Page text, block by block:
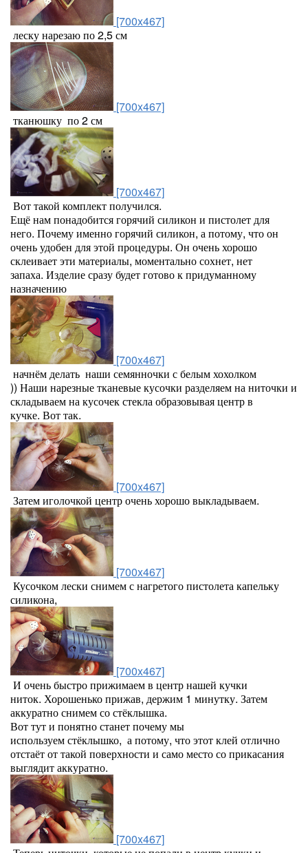
[700x467]
леску нарезаю по 2,5 см
[700x467]
тканюшку по 2 см
[700x467]
Вот такой комплект получился.
Ещё нам понадобится горячий силикон и пистолет для
него. Почему именно горячий силикон, а потому, что он
очень удобен для этой процедуры. Он очень хорошо
склеивает эти материалы, моментально сохнет, нет
запаха. Изделие сразу будет готово к придуманному
назначению
[700x467]
начнём делать наши семянночки с белым хохолком
)) Наши нарезные тканевые кусочки разделяем на ниточки и
складываем на кусочек стекла образовывая центр в
кучке. Вот так.
[700x467]
Затем иголочкой центр очень хорошо выкладываем.
[700x467]
Кусочком лески снимем с нагретого пистолета капельку
силикона,
[700x467]
И очень быстро прижимаем в центр нашей кучки
ниток. Хорошенько прижав, держим 1 минутку. Затем
аккуратно снимем со стёклышка.
Вот тут и понятно станет почему мы
используем стёклышко, а потому, что этот клей отлично
отстаёт от такой поверхности и само место со прикасания
выглядит аккуратно.
[700x467]